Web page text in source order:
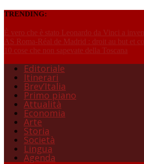
TRENDING:
È vero che è stato Leonardo da Vinci a
AS Roma-Réal de Madrid : droit au but et
10 cose che non sapevate della Toscana
Editoriale
Itinerari
Brev’Italia
Primo piano
Attualità
Economia
Arte
Storia
Società
Lingua
Agenda